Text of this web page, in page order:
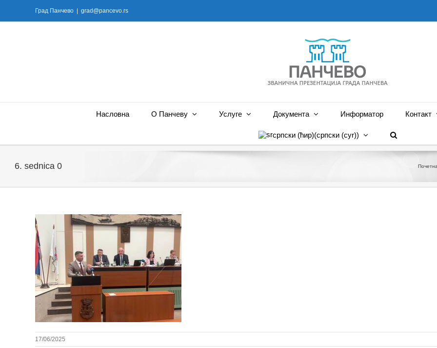
Град Панчево grad@pancevo.rs
Насловна О Панчеву Услуге Документа Информатор Контакт
српски (ћир)(српски (cyr))
6. sednica 0 Почетна
17/06/2025